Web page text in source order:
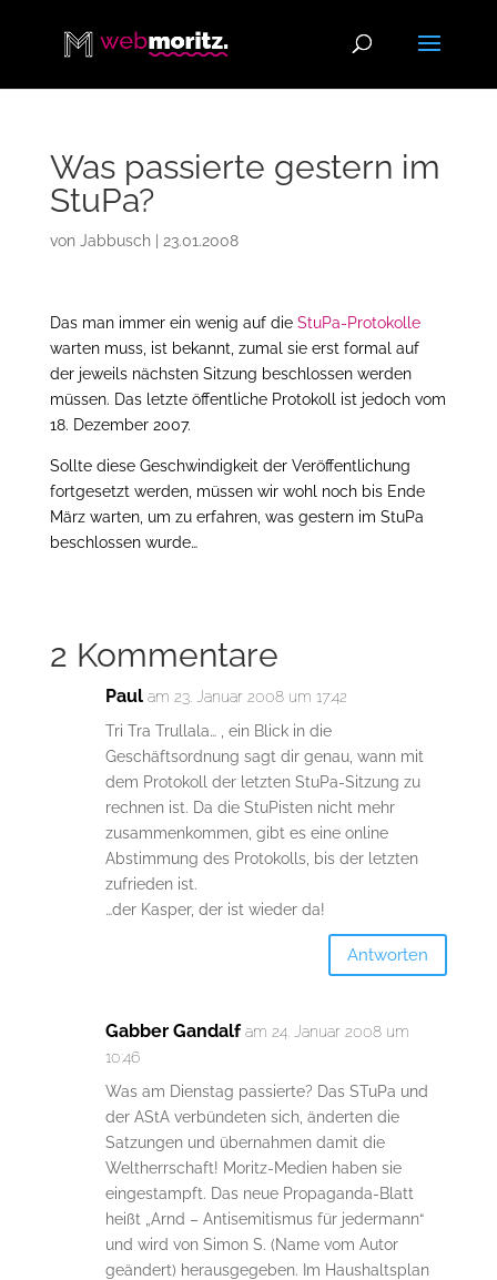
Was passierte gestern im
StuPa?
von Jabbusch| 23.01.2008
Das man immer ein wenig auf die StuPa-Protokolle
warten muss, ist bekannt, zumal sie erst formal auf
der jeweils nächsten Sitzung beschlossen werden
müssen. Das letzte öffentliche Protokoll ist jedoch vom
18. Dezember 2007.
Sollte diese Geschwindigkeit der Veröffentlichung
fortgesetzt werden, müssen wir wohl noch bis Ende
März warten, um zu erfahren, was gestern im StuPa
beschlossen wurde…
2 Kommentare
Paul am 23. Januar 2008 um 17:42
Tri Tra Trullala… , ein Blick in die
Geschäftsordnung sagt dir genau, wann mit
dem Protokoll der letzten StuPa-Sitzung zu
rechnen ist. Da die StuPisten nicht mehr
zusammenkommen, gibt es eine online
Abstimmung des Protokolls, bis der letzten
zufrieden ist.
…der Kasper, der ist wieder da!
Antworten
Gabber Gandalf am 24. Januar 2008 um
10:46
Was am Dienstag passierte? Das STuPa und
der AStA verbündeten sich, änderten die
Satzungen und übernahmen damit die
Weltherrschaft! Moritz-Medien haben sie
eingestampft. Das neue Propaganda-Blatt
heißt „Arnd – Antisemitismus für jedermann“
und wird von Simon S. (Name vom Autor
geändert) herausgegeben. Im Haushaltsplan